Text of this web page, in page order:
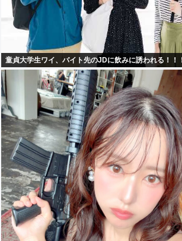
童貞大学生ワイ、バイト先のJDに飲みに誘われる！！！